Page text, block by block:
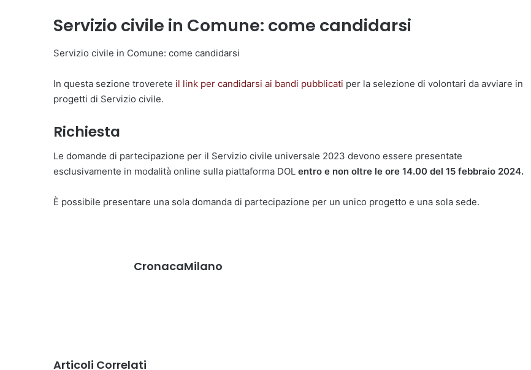
Servizio civile in Comune: come candidarsi
Servizio civile in Comune: come candidarsi
In questa sezione troverete il link per candidarsi ai bandi pubblicati per la selezione di volontari da avviare in
progetti di Servizio civile.
Richiesta
Le domande di partecipazione per il Servizio civile universale 2023 devono essere presentate
esclusivamente in modalità online sulla piattaforma DOL entro e non oltre le ore 14.00 del 15 febbraio 2024.
È possibile presentare una sola domanda di partecipazione per un unico progetto e una sola sede.
CronacaMilano
Articoli Correlati